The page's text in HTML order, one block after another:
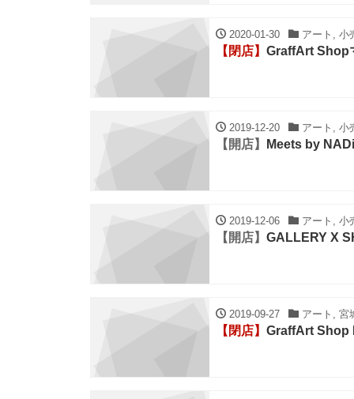
2020-01-30 アート, 小
【閉店】 GraffArt Shop
2019-12-20 アート, 小
【開店】 Meets by
2019-12-06 アート, 小
【開店】 GALLERY X
2019-09-27 アート, 宮
【閉店】 GraffArt Shop